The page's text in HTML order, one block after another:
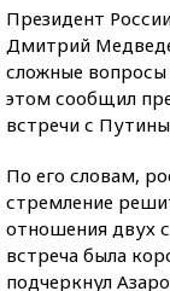
Президент
Дмитрий
сложные вопросы
этом сообщил
встречи с
По его словам,
стремление
отношения двух
встреча была
подчеркнул